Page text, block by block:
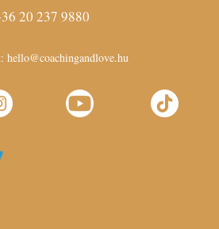
20 237 9880
hello@coachingandlove.hu